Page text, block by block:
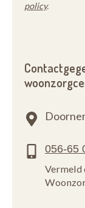
policy.
Vermeld